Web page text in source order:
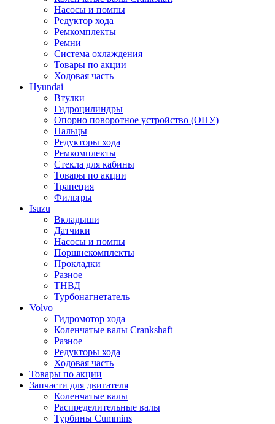
Насосы и помпы
Редуктор хода
Ремкомплекты
Ремни
Система охлаждения
Товары по акции
Ходовая часть
Hyundai
Втулки
Гидроцилиндры
Опорно поворотное устройство (ОПУ)
Пальцы
Редукторы хода
Ремкомплекты
Стекла для кабины
Товары по акции
Трапеция
Фильтры
Isuzu
Вкладыши
Датчики
Насосы и помпы
Поршнекомплекты
Прокладки
Разное
ТНВД
Турбонагнетатель
Volvo
Гидромотор хода
Коленчатые валы Crankshaft
Разное
Редукторы хода
Ходовая часть
Товары по акции
Запчасти для двигателя
Коленчатые валы
Распределительные валы
Турбины Cummins